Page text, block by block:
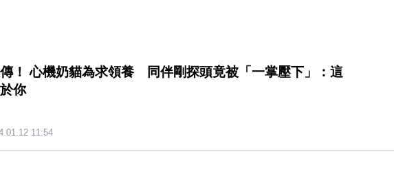
！ 心機奶貓為求領養 同伴剛探頭竟被「一掌壓下」：這
你
11:54